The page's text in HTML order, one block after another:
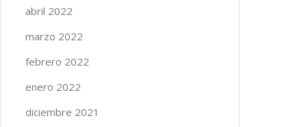
abril 2022
marzo 2022
febrero 2022
enero 2022
diciembre 2021